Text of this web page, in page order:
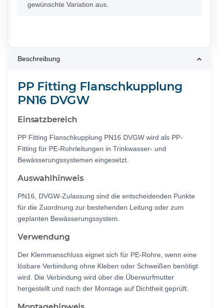
gewünschte Variation aus.
Beschreibung
PP Fitting Flanschkupplung
PN16 DVGW
Einsatzbereich
PP Fitting Flanschkupplung PN16 DVGW wird als PP-
Fitting für PE-Rohrleitungen in Trinkwasser- und
Bewässerungssystemen eingesetzt.
Auswahlhinweis
PN16, DVGW-Zulassung sind die entscheidenden Punkte
für die Zuordnung zur bestehenden Leitung oder zum
geplanten Bewässerungssystem.
Verwendung
Der Klemmanschluss eignet sich für PE-Rohre, wenn eine
lösbare Verbindung ohne Kleben oder Schweißen benötigt
wird. Die Verbindung wird über die Überwurfmutter
hergestellt und nach der Montage auf Dichtheit geprüft.